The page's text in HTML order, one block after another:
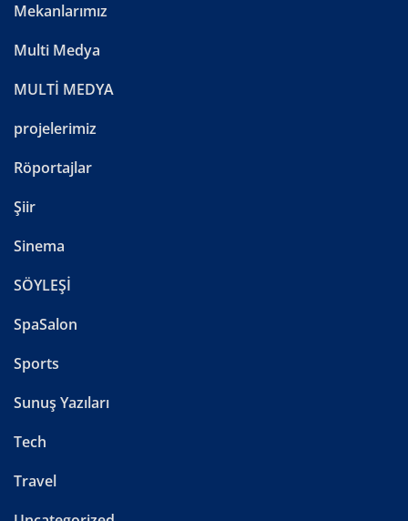
Mekanlarımız
Multi Medya
MULTİ MEDYA
projelerimiz
Röportajlar
Şiir
Sinema
SÖYLEŞİ
SpaSalon
Sports
Sunuş Yazıları
Tech
Travel